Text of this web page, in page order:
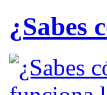
¿Sabes